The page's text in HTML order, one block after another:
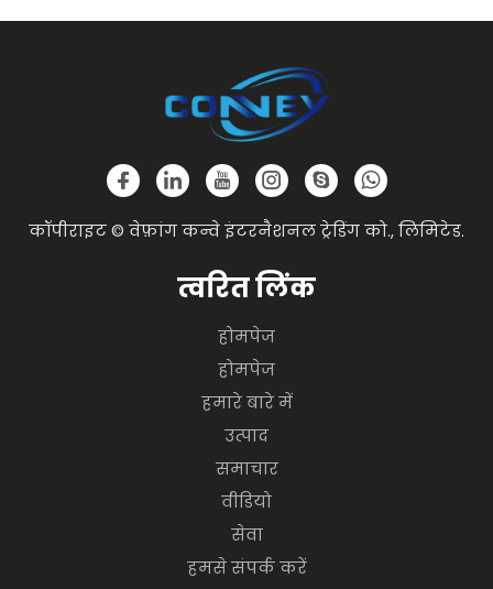
कॉपीराइट © वेफ़ांग कन्वे इंटरनैशनल ट्रेडिंग को., लिमिटेड.
त्वरित लिंक
होमपेज
होमपेज
हमारे बारे में
उत्पाद
समाचार
वीडियो
सेवा
हमसे संपर्क करें